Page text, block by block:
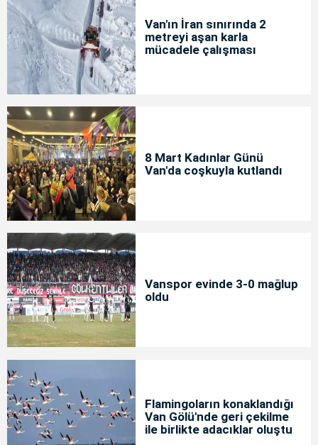
Van'ın İran sınırında 2
metreyi aşan karla
mücadele çalışması
8 Mart Kadınlar Günü
Van'da coşkuyla kutlandı
Vanspor evinde 3-0 mağlup
oldu
Flamingoların konaklandığı
Van Gölü'nde geri çekilme
ile birlikte adacıklar oluştu